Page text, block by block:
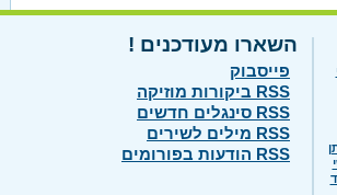
השארו מעודכנים !
פייסבוק
RSS ביקורות מוזיקה
RSS סינגלים חדשים
RSS מילים לשירים
RSS הודעות בפורומים